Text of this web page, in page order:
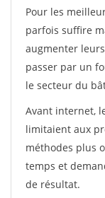
Pour les
parfois suffire
augmenter
passer par un
le secteur du
Avant internet,
limitaient aux
méthodes plus
temps et
de résultat.